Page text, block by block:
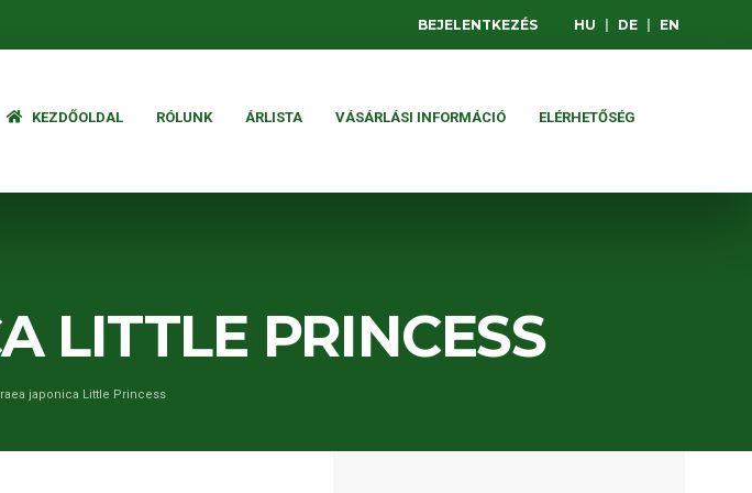
BEJELENTKEZÉS HU DE EN
KEZDŐOLDAL RÓLUNK ÁRLISTA VÁSÁRLÁSI INFORMÁCIÓ ELÉRHETŐSÉG
LITTLE PRINCESS
japonica Little Princess